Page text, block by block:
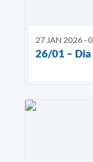
27 JAN 2026 -
26/01 –